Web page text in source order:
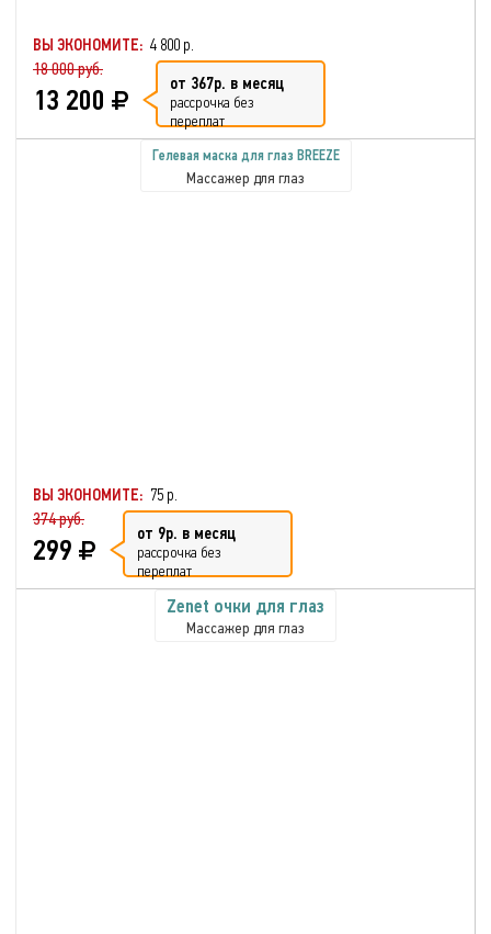
ВЫ ЭКОНОМИТЕ: 4 800 р.
18 000 руб.
13 200 от 367р. в месяц
рассрочка без
переплат
Гелевая маска для глаз BREEZE
Массажер для глаз
ВЫ ЭКОНОМИТЕ: 75 р.
374 руб.
299 от 9р. в месяц
рассрочка без
переплат
Zenet очки для глаз
Массажер для глаз